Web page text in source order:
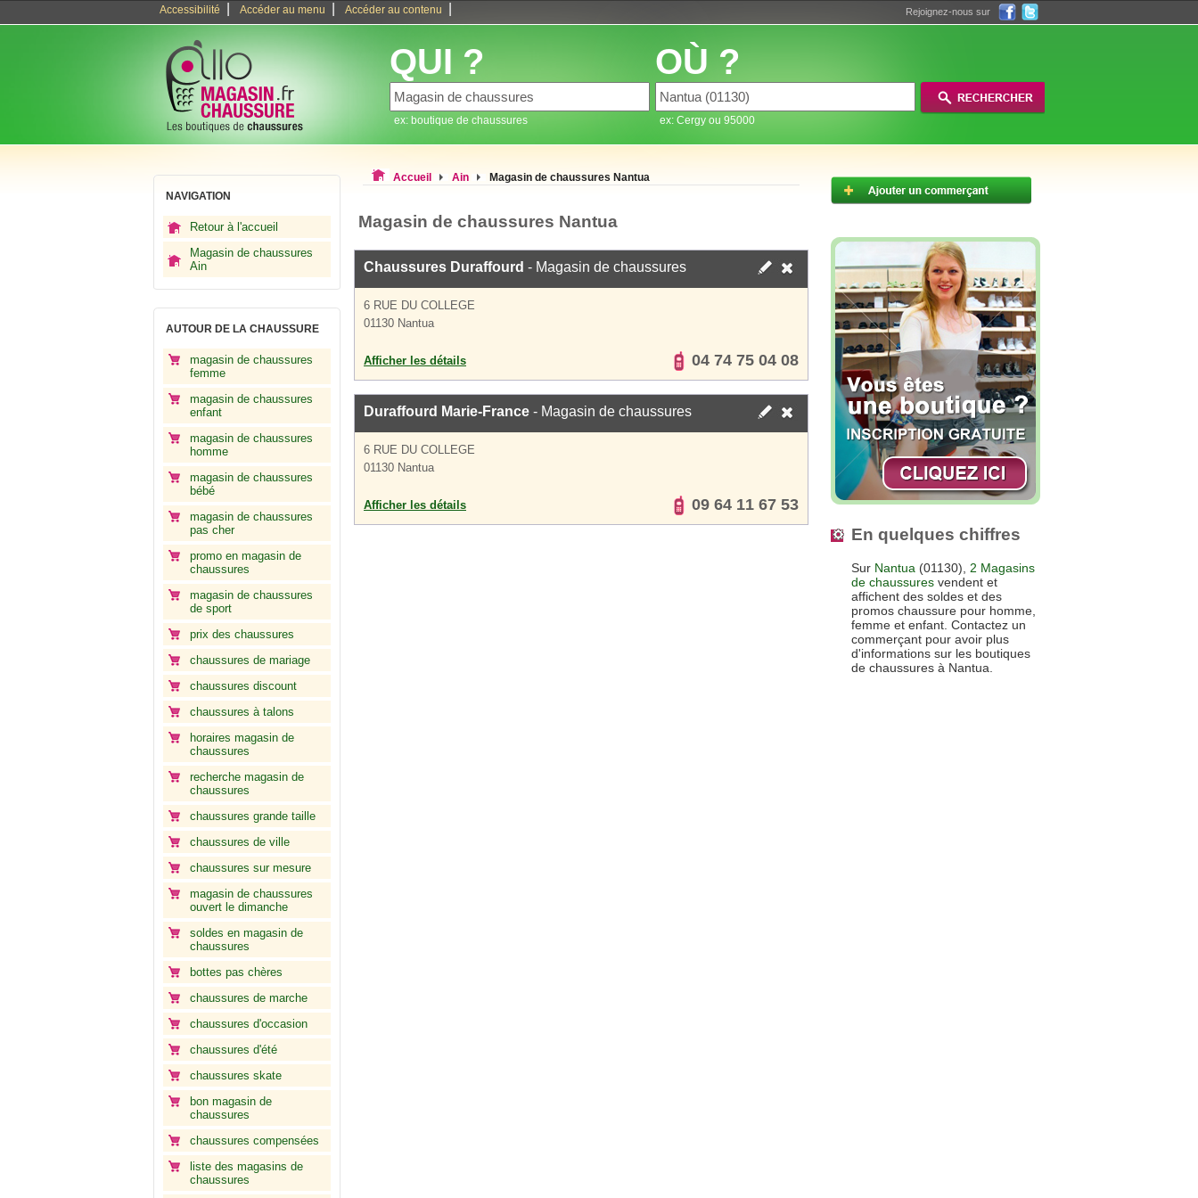
Accessibilité Accéder au menu Accéder au contenu Rejoignez-nous sur
QUI ?
ex: boutique de chaussures
OÙ ?
ex: Cergy ou 95000
NAVIGATION
Retour à l'accueil
Magasin de chaussures
Ain
AUTOUR DE LA CHAUSSURE
magasin de chaussures
femme
magasin de chaussures
enfant
magasin de chaussures
homme
magasin de chaussures
bébé
magasin de chaussures
pas cher
promo en magasin de
chaussures
magasin de chaussures
de sport
prix des chaussures
chaussures de mariage
chaussures discount
chaussures à talons
horaires magasin de
chaussures
recherche magasin de
chaussures
chaussures grande taille
chaussures de ville
chaussures sur mesure
magasin de chaussures
ouvert le dimanche
soldes en magasin de
chaussures
bottes pas chères
chaussures de marche
chaussures d'occasion
chaussures d'été
chaussures skate
bon magasin de
chaussures
chaussures compensées
liste des magasins de
chaussures
Accueil Ain Magasin de chaussures Nantua
Magasin de chaussures Nantua
Chaussures Duraffourd - Magasin de chaussures
6 RUE DU COLLEGE
01130 Nantua
Afficher les détails 04 74 75 04 08
Duraffourd Marie-France - Magasin de chaussures
6 RUE DU COLLEGE
01130 Nantua
Afficher les détails 09 64 11 67 53
En quelques chiffres
Sur Nantua (01130), 2 Magasins
de chaussures vendent et
affichent des soldes et des
promos chaussure pour homme,
femme et enfant. Contactez un
commerçant pour avoir plus
d'informations sur les boutiques
de chaussures à Nantua.